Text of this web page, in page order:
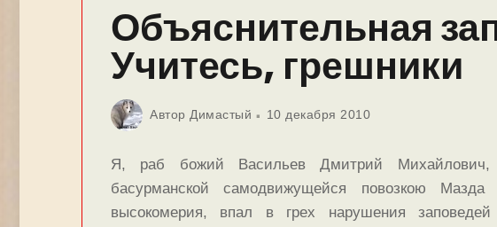
Объяснительная
Учитесь, грешники
Автор Димастый 10 декабря 2010
Я, раб божий Васильев Дмитрий Михайлович,
басурманской самодвижущейся повозкою
высокомерия, впал в грех нарушения заповедей